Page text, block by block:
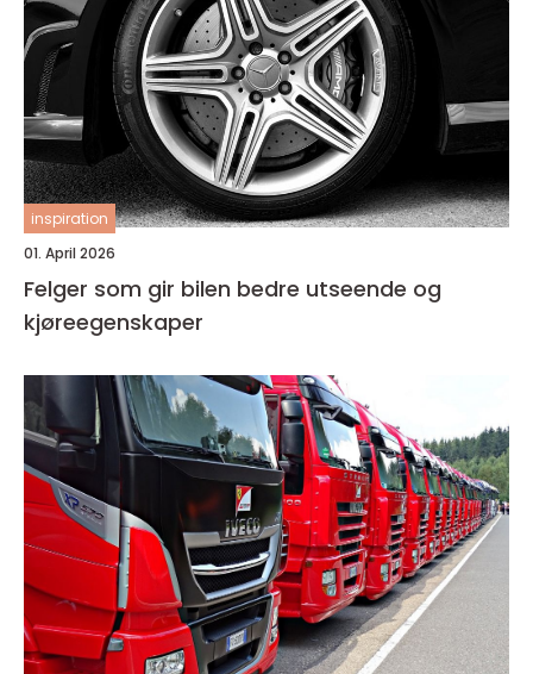
inspiration
01. April 2026
Felger som gir bilen bedre utseende og
kjøreegenskaper